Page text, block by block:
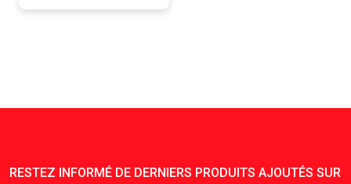
RESTEZ INFORMÉ DE DERNIERS PRODUITS AJOUTÉS SUR